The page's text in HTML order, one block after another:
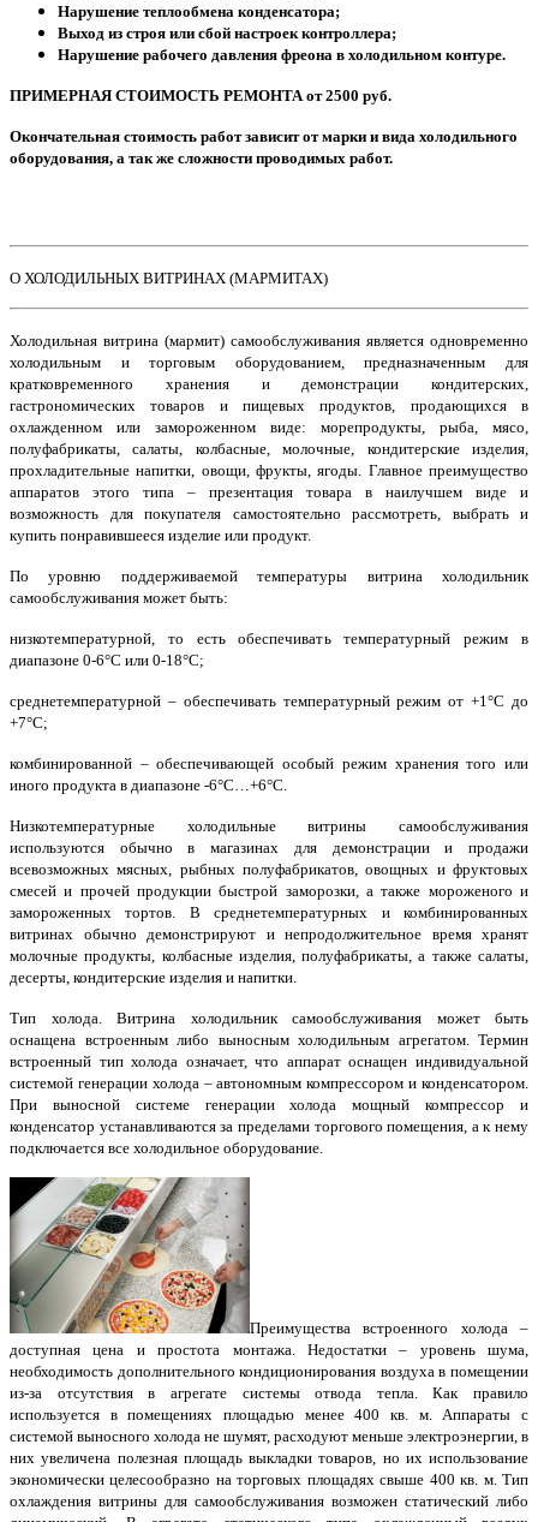
Нарушение теплообмена конденсатора;
Выход из строя или сбой настроек контроллера;
Нарушение рабочего давления фреона в холодильном контуре.
ПРИМЕРНАЯ СТОИМОСТЬ РЕМОНТА от 2500 руб.
Окончательная стоимость работ зависит от марки и вида холодильного
оборудования, а так же сложности проводимых работ.
О ХОЛОДИЛЬНЫХ ВИТРИНАХ (МАРМИТАХ)
Холодильная витрина (мармит) самообслуживания является одновременно
холодильным и торговым оборудованием, предназначенным для
кратковременного хранения и демонстрации кондитерских,
гастрономических товаров и пищевых продуктов, продающихся в
охлажденном или замороженном виде: морепродукты, рыба, мясо,
полуфабрикаты, салаты, колбасные, молочные, кондитерские изделия,
прохладительные напитки, овощи, фрукты, ягоды. Главное преимущество
аппаратов этого типа – презентация товара в наилучшем виде и
возможность для покупателя самостоятельно рассмотреть, выбрать и
купить понравившееся изделие или продукт.
По уровню поддерживаемой температуры витрина холодильник
самообслуживания может быть:
низкотемпературной, то есть обеспечивать температурный режим в
диапазоне 0-6°С или 0-18°С;
среднетемпературной – обеспечивать температурный режим от +1°С до
+7°С;
комбинированной – обеспечивающей особый режим хранения того или
иного продукта в диапазоне -6°С…+6°С.
Низкотемпературные холодильные витрины самообслуживания
используются обычно в магазинах для демонстрации и продажи
всевозможных мясных, рыбных полуфабрикатов, овощных и фруктовых
смесей и прочей продукции быстрой заморозки, а также мороженого и
замороженных тортов. В среднетемпературных и комбинированных
витринах обычно демонстрируют и непродолжительное время хранят
молочные продукты, колбасные изделия, полуфабрикаты, а также салаты,
десерты, кондитерские изделия и напитки.
Тип холода. Витрина холодильник самообслуживания может быть
оснащена встроенным либо выносным холодильным агрегатом. Термин
встроенный тип холода означает, что аппарат оснащен индивидуальной
системой генерации холода – автономным компрессором и конденсатором.
При выносной системе генерации холода мощный компрессор и
конденсатор устанавливаются за пределами торгового помещения, а к нему
подключается все холодильное оборудование.
Преимущества встроенного холода –
доступная цена и простота монтажа. Недостатки – уровень шума,
необходимость дополнительного кондиционирования воздуха в помещении
из-за отсутствия в агрегате системы отвода тепла. Как правило
используется в помещениях площадью менее 400 кв. м. Аппараты с
системой выносного холода не шумят, расходуют меньше электроэнергии, в
них увеличена полезная площадь выкладки товаров, но их использование
экономически целесообразно на торговых площадях свыше 400 кв. м. Тип
охлаждения витрины для самообслуживания возможен статический либо